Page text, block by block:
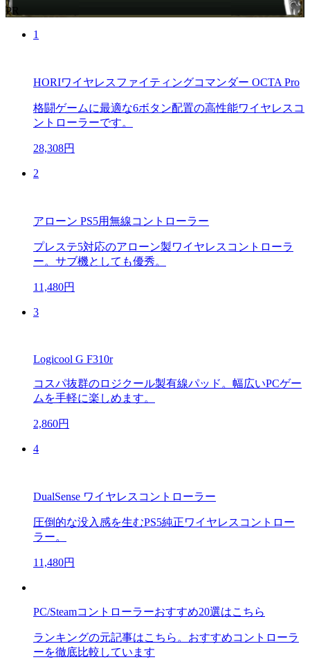
PR
1
HORIワイヤレスファイティングコマンダー OCTA Pro
格闘ゲームに最適な6ボタン配置の高性能ワイヤレスコ
ントローラーです。
28,308円
2
アローン PS5用無線コントローラー
プレステ5対応のアローン製ワイヤレスコントローラ
ー。サブ機としても優秀。
11,480円
3
Logicool G F310r
コスパ抜群のロジクール製有線パッド。幅広いPCゲー
ムを手軽に楽しめます。
2,860円
4
DualSense ワイヤレスコントローラー
圧倒的な没入感を生むPS5純正ワイヤレスコントロー
ラー。
11,480円
PC/Steamコントローラーおすすめ20選はこちら
ランキングの元記事はこちら。おすすめコントローラ
ーを徹底比較しています